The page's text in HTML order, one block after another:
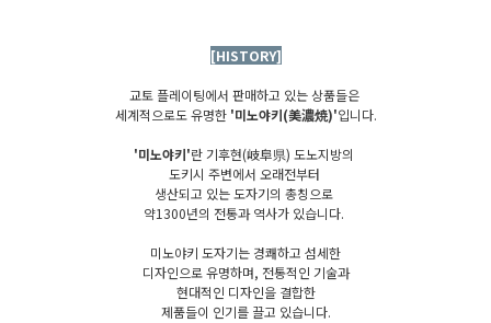
[HISTORY]
교토 플레이팅에서 판매하고 있는 상품들은
세계적으로도 유명한 '미노야키(美濃焼)'입니다.
'미노야키'란 기후현(岐阜県) 도노지방의
도키시 주변에서 오래전부터
생산되고 있는 도자기의 총칭으로
약1300년의 전통과 역사가 있습니다.
미노야키 도자기는 경쾌하고 섬세한
디자인으로 유명하며, 전통적인 기술과
현대적인 디자인을 결합한
제품들이 인기를 끌고 있습니다.